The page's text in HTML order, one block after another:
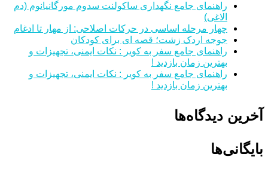
راهنمای جامع نگهداری ساکولنت سدوم مورگانیانوم (دم
الاغی)
چهار مرحله اساسی در حرکات اصلاحی: از مهار تا ادغام
جوجه اردک زشت؛ قصه ای برای کودکان
راهنمای جامع سفر به کویر : نکات ایمنی، تجهیزات و
بهترین زمان بازدید !
راهنمای جامع سفر به کویر : نکات ایمنی، تجهیزات و
بهترین زمان بازدید !
آخرین دیدگاه‌ها
بایگانی‌ها